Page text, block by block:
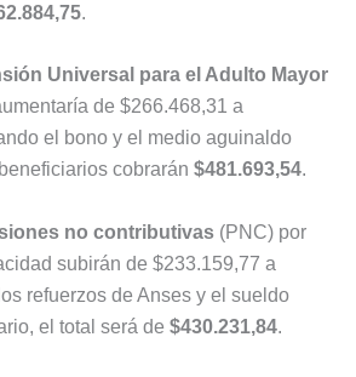
.
Universal para el Adulto Mayor
de $266.468,31 a
el bono y el medio aguinaldo
cobrarán $481.693,54.
no contributivas (PNC) por
subirán de $233.159,77 a
refuerzos de Anses y el sueldo
el total será de $430.231,84.